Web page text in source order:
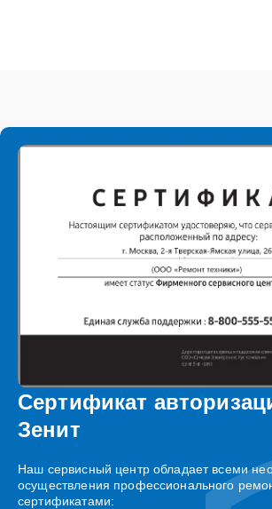
Сертификат
Зенит
Наш сервисный центр обладает всеми
осуществления профессионального
сертификатами: